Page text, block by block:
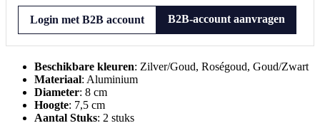
Login met B2B account B2B-account aanvragen
Beschikbare kleuren: Zilver/Goud, Roségoud, Goud/Zwart
Materiaal: Aluminium
Diameter: 8 cm
Hoogte: 7,5 cm
Aantal Stuks: 2 stuks